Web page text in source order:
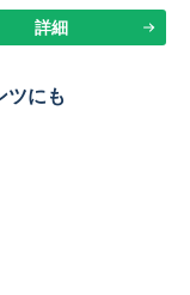
詳細
ツにも